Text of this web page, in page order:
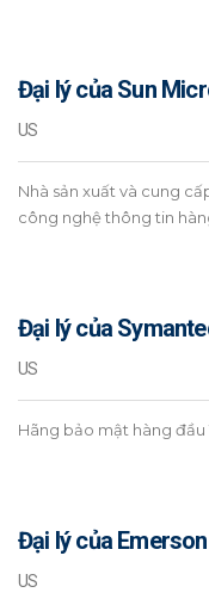
Đại lý của Sun
US
Nhà sản xuất và cung
công nghệ thông tin
Đại lý của
US
Hãng bảo mật hàng đầu
Đại lý của
US